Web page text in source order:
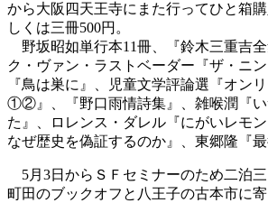
から大阪四天王寺にまた行ってひと箱
しくは三冊500円。
野坂昭如単行本11冊、『鈴木三重吉
ク・ヴァン・ラストベーダー『ザ・ニ
『鳥は巣に』、児童文学評論選『オン
①②』、『野口雨情詩集』、雑喉潤『い
た』、ロレンス・ダレル『にがいレモ
なぜ歴史を偽証するのか』、東郷隆『最
5月3日からＳＦセミナーのため二泊
町田のブックオフと八王子の古本市に